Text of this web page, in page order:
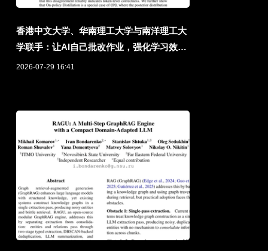
香港中文大学、华南理工大学与南洋理工大
学联手：让AI自己批改作业，强化学习效果
提升8.5%
2026-07-29 16:41